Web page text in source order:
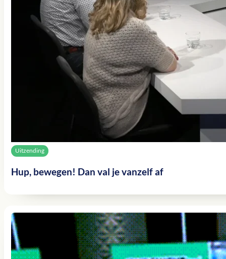
Uitzending
Hup, bewegen! Dan val je vanzelf af